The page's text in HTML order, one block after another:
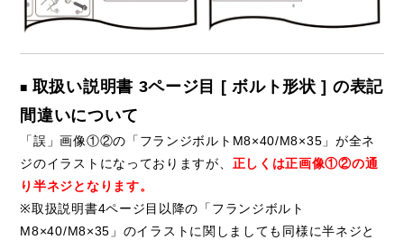
■ 取扱い説明書 3ページ目 [ ボルト形状 ] の表記
間違いについて
「誤」画像①②の「フランジボルトM8×40/M8×35」が全ネ
ジのイラストになっておりますが、 正しくは正画像①②の通
り半ネジとなります。
※取扱説明書4ページ目以降の「フランジボルト
M8×40/M8×35」のイラストに関しましても同様に半ネジと